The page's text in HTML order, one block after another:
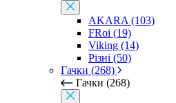
AKARA (103)
FRoi (19)
Viking (14)
Різні (50)
Гачки (268)
Гачки (268)